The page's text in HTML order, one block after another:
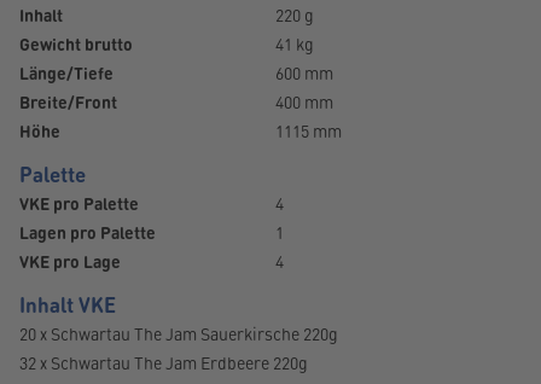
Inhalt
220 g
Gewicht brutto
41 kg
Länge/Tiefe
600 mm
Breite/Front
400 mm
Höhe
1115 mm
Palette
VKE pro Palette
4
Lagen pro Palette
1
VKE pro Lage
4
Inhalt VKE
20 x Schwartau The Jam Sauerkirsche 220g
32 x Schwartau The Jam Erdbeere 220g